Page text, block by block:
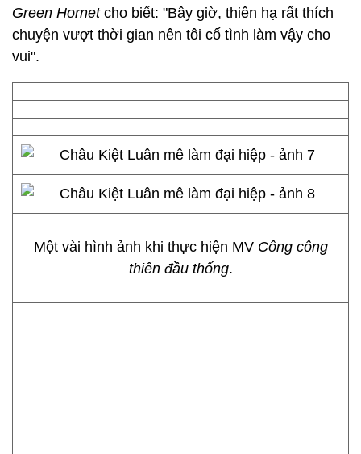
Green Hornet cho biết: "Bây giờ, thiên hạ rất thích
chuyện vượt thời gian nên tôi cố tình làm vậy cho
vui".
Một vài hình ảnh khi thực hiện MV Công công
thiên đầu thống.